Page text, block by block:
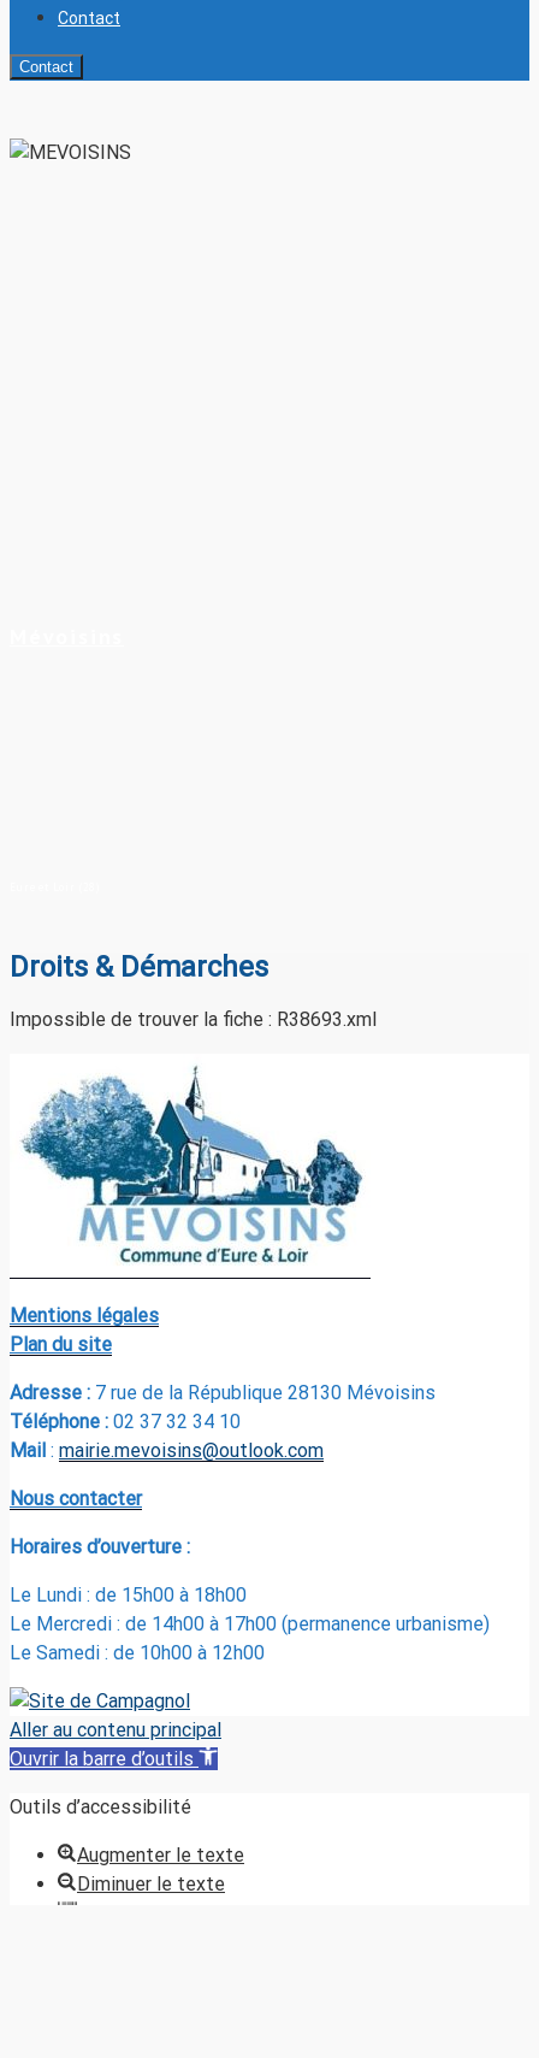
Contact
Contact
Droits & Démarches
Impossible de trouver la fiche : R38693.xml
Mentions légales
Plan du site
Adresse : 7 rue de la République 28130 Mévoisins
Téléphone : 02 37 32 34 10
Mail : mairie.mevoisins@outlook.com
Nous contacter
Horaires d’ouverture :
Le Lundi : de 15h00 à 18h00
Le Mercredi : de 14h00 à 17h00 (permanence urbanisme)
Le Samedi : de 10h00 à 12h00
Aller au contenu principal
Ouvrir la barre d’outils
Outils d’accessibilité
Augmenter le texte
Diminuer le texte